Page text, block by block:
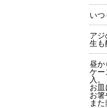
い
ア
生も
昼か
ケー
入。
お
お箸
ま